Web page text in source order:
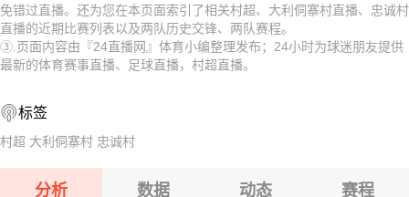
08-11 【欧冠】 凯拉特VS索非亚列夫斯基
08-11 【欧女锦U16B级】 比利时女篮U16VS波黑女篮U16
08-11 【芬乙】 中新地VS图尔库国际B队
08-11 【芬乙】 于韦斯屈莱VS坦佩雷
08-11 【欧女锦U16B级】 比利时女篮U16VS波黑女篮U16
免错过直播。还为您在本页面索引了相关村超、大利侗寨村直播、忠诚村
直播的近期比赛列表以及两队历史交锋、两队赛程。
③.页面内容由『24直播网』体育小编整理发布；24小时为球迷朋友提供
最新的体育赛事直播、足球直播，村超直播。
标签
村超 大利侗寨村 忠诚村
分析 数据 动态 赛程